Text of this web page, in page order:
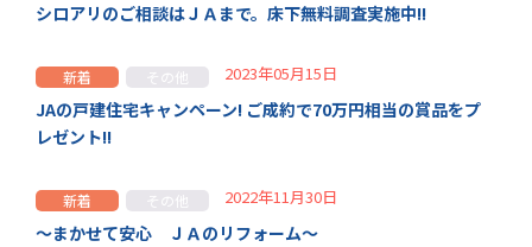
シロアリのご相談はＪＡまで。床下無料調査実施中!!
新着 その他 2023年05月15日
JAの戸建住宅キャンペーン! ご成約で70万円相当の賞品をプ
レゼント!!
新着 その他 2022年11月30日
～まかせて安心 ＪＡのリフォーム～